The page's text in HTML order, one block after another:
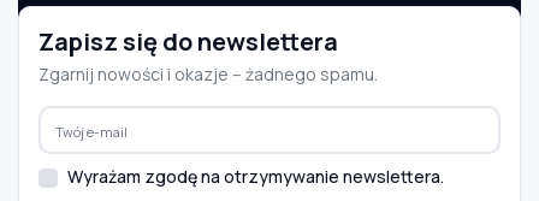
O nas
Dane firmy
Aktualności
Współpraca B2B
Zapisz się do newslettera
Zgarnij nowości i okazje – żadnego spamu.
Wyrażam zgodę na otrzymywanie newslettera.